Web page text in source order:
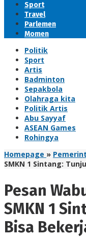
Sport
Travel
Parlemen
Momen
Politik
Sport
Artis
Badminton
Sepakbola
Olahraga kita
Politik Artis
Abu Sayyaf
ASEAN Games
Rohingya
Homepage »
SMKN 1 Sintang:
Pesan
SMKN 1
Bisa